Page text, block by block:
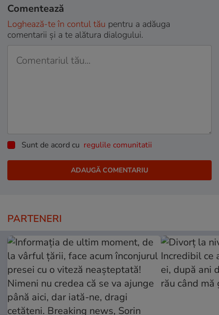
Comentează
Loghează-te în contul tău pentru a adăuga
comentarii și a te alătura dialogului.
Sunt de acord cu regulile comunitatii
PARTENERI